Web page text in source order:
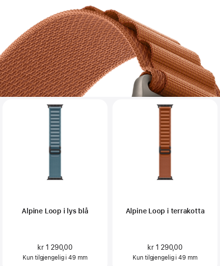
Alpine Loop i lys blå
kr 1 290,00
Kun tilgjengelig i 49 mm
Alpine Loop i terrakotta
kr 1 290,00
Kun tilgjengelig i 49 mm